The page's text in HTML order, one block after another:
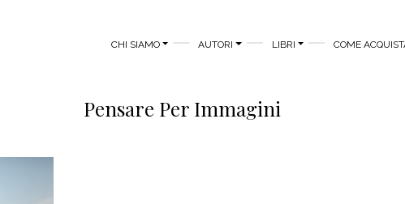
MAIN MENU
CHI SIAMO AUTORI LIBRI COME
Pensare Per Immagini